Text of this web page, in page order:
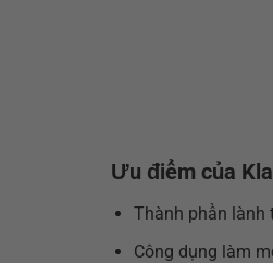
Ưu điểm của
Thành phần lành
Công dụng làm